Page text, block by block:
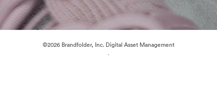
©2026 Brandfolder, Inc. Digital Asset Management
·